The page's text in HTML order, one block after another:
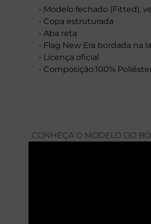
- Modelo fechado (Fitted),
- Copa estruturada
- Aba reta
- Flag New Era bordada na
- Licença oficial
- Composição:100%
CONHEÇA O MODELO DO